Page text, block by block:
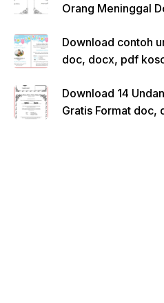
Orang Meninggal
Download contoh
doc, docx, pdf
Download 14
Gratis Format doc,